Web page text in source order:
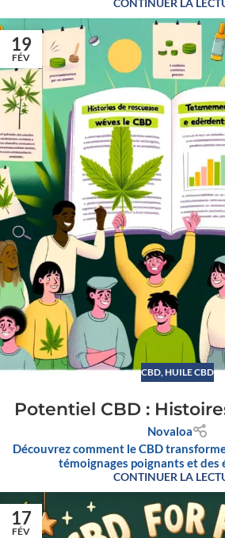
CONTINUER LA
19
FÉV
CBD HUILE CBD
Potentiel CBD :
Novaloa
Découvrez comment le CBD
témoignages poignants et des
CONTINUER LA
17
FÉV